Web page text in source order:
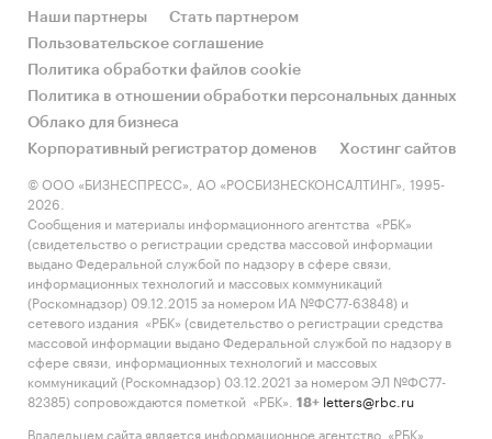
Наши партнеры
Стать партнером
Пользовательское соглашение
Политика обработки файлов cookie
Политика в отношении обработки персональных данных
Облако для бизнеса
Корпоративный регистратор доменов
Хостинг сайтов
© ООО «БИЗНЕСПРЕСС», АО «РОСБИЗНЕСКОНСАЛТИНГ», 1995-
2026.
Сообщения и материалы информационного агентства «РБК»
(свидетельство о регистрации средства массовой информации
выдано Федеральной службой по надзору в сфере связи,
информационных технологий и массовых коммуникаций
(Роскомнадзор) 09.12.2015 за номером ИА №ФС77-63848) и
сетевого издания «РБК» (свидетельство о регистрации средства
массовой информации выдано Федеральной службой по надзору в
сфере связи, информационных технологий и массовых
коммуникаций (Роскомнадзор) 03.12.2021 за номером ЭЛ №ФС77-
82385) сопровождаются пометкой «РБК».
18+ letters@rbc.ru
Владельцем сайта является информационное агентство «РБК».